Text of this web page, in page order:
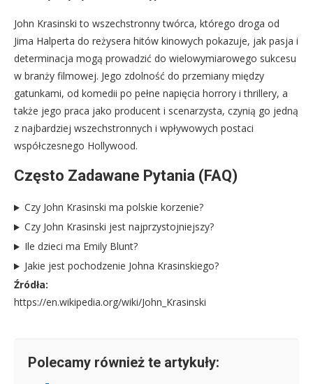
John Krasinski to wszechstronny twórca, którego droga od
Jima Halperta do reżysera hitów kinowych pokazuje, jak pasja i
determinacja mogą prowadzić do wielowymiarowego sukcesu
w branży filmowej. Jego zdolność do przemiany między
gatunkami, od komedii po pełne napięcia horrory i thrillery, a
także jego praca jako producent i scenarzysta, czynią go jedną
z najbardziej wszechstronnych i wpływowych postaci
współczesnego Hollywood.
Często Zadawane Pytania (FAQ)
Czy John Krasinski ma polskie korzenie?
Czy John Krasinski jest najprzystojniejszy?
Ile dzieci ma Emily Blunt?
Jakie jest pochodzenie Johna Krasinskiego?
Źródła:
https://en.wikipedia.org/wiki/John_Krasinski
Polecamy również te artykuły: